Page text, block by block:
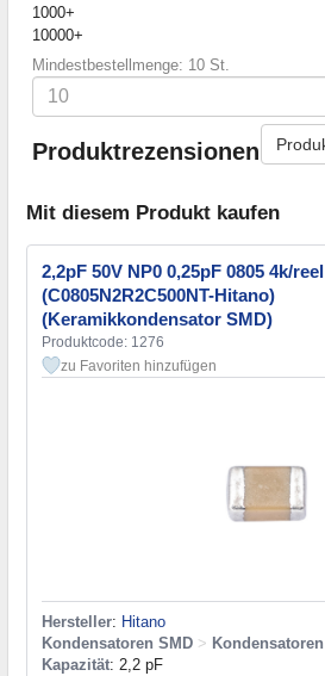
1000+
10000+
Mindestbestellmenge: 10 St.
Produktrezensionen
Mit diesem Produkt kaufen
2,2pF 50V NP0 0,25pF 0805 4k/reel
(C0805N2R2C500NT-Hitano)
(Keramikkondensator SMD)
Produktcode: 1276
zu Favoriten hinzufügen
Hersteller: Hitano
Kondensatoren SMD >
Kapazität: 2,2 pF